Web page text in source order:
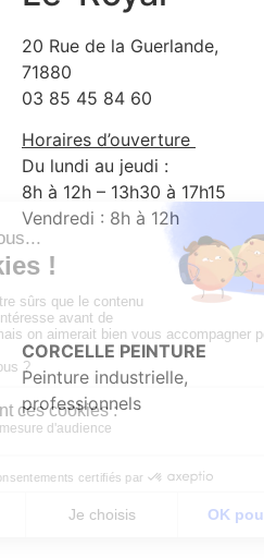
20 Rue de la Guerlande,
71880
03 85 45 84 60
Horaires d’ouverture
Du lundi au jeudi :
8h à 12h – 13h30 à 17h15
Vendredi : 8h à 12h
CORCELLE PEINTURE
Peinture industrielle,
professionnels